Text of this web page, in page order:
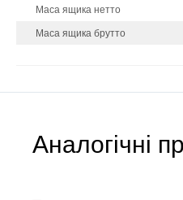
Маса ящика нетто
Маса ящика брутто
Аналогічні